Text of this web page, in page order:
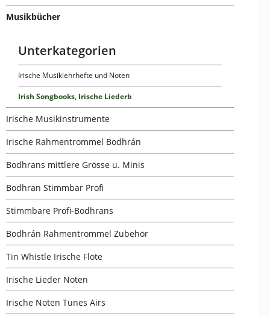
Musikbücher
Unterkategorien
Irische Musiklehrhefte und Noten
Irish Songbooks, Irische Liederb
Irische Musikinstrumente
Irische Rahmentrommel Bodhrán
Bodhrans mittlere Grösse u. Minis
Bodhran Stimmbar Profi
Stimmbare Profi-Bodhrans
Bodhrán Rahmentrommel Zubehör
Tin Whistle Irische Flöte
Irische Lieder Noten
Irische Noten Tunes Airs